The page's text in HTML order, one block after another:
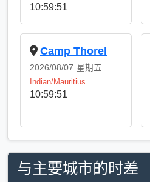
10:59:51
Camp Thorel
2026/08/07 星期五
Indian/Mauritius
10:59:51
与主要城市的时差